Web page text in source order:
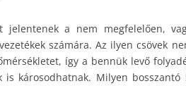
jelentenek a nem megfelelően,
számára. Az ilyen csövek
így a bennük levő
is károsodhatnak. Milyen bosszantó